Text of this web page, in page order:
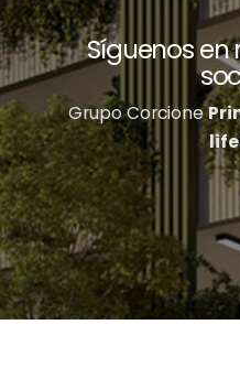
Síguenos en
Grupo Corcione